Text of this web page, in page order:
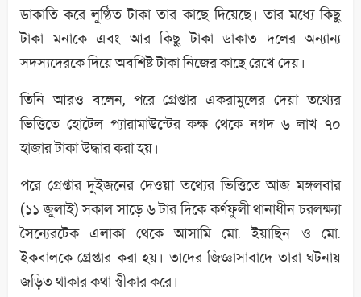
ডাকাতি করে লুণ্ঠিত টাকা তার কাছে দিয়েছে। তার মধ্যে কিছু
টাকা মনাকে এবং আর কিছু টাকা ডাকাত দলের অন্যান্য
সদস্যদেরকে দিয়ে অবশিষ্ট টাকা নিজের কাছে রেখে দেয়।
তিনি আরও বলেন, পরে গ্রেপ্তার একরামুলের দেয়া তথ্যের
ভিত্তিতে হোটেল প্যারামাউন্টের কক্ষ থেকে নগদ ৬ লাখ ৭০
হাজার টাকা উদ্ধার করা হয়।
পরে গ্রেপ্তার দুইজনের দেওয়া তথ্যের ভিত্তিতে আজ মঙ্গলবার
(১১ জুলাই) সকাল সাড়ে ৬ টার দিকে কর্ণফুলী থানাধীন চরলক্ষ্যা
সৈন্যেরটেক এলাকা থেকে আসামি মো. ইয়াছিন ও মো.
ইকবালকে গ্রেপ্তার করা হয়। তাদের জিজ্ঞাসাবাদে তারা ঘটনায়
জড়িত থাকার কথা স্বীকার করে।